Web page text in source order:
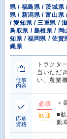
県 / 福島県 / 茨城県
県 / 新潟県 / 富山県
/ 愛知県 / 三重県 /
鳥取県 / 島根県 / 岡
知県 / 福岡県 / 佐賀
縄県
仕事
内容
トラクタ
当いただ
い、農業
応募
資格
必須
＜
歓迎
■
動